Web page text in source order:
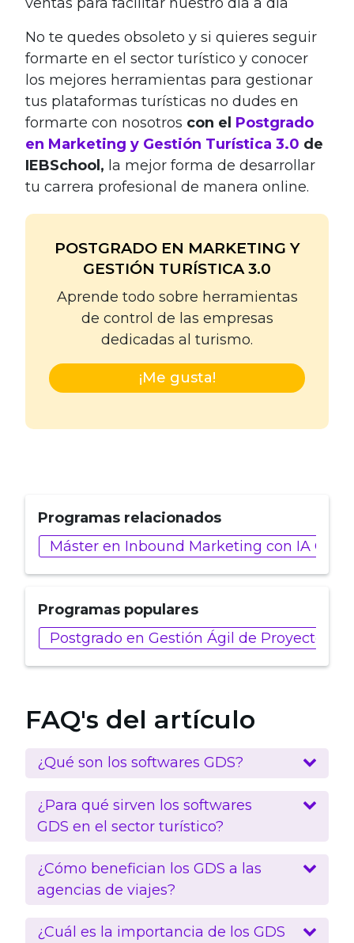
No te quedes obsoleto y si quieres seguir
formarte en el sector turístico y conocer
los mejores herramientas para gestionar
tus plataformas turísticas no dudes en
formarte con nosotros con el Postgrado
en Marketing y Gestión Turística 3.0 de
IEBSchool, la mejor forma de desarrollar
tu carrera profesional de manera online.
POSTGRADO EN MARKETING Y
GESTIÓN TURÍSTICA 3.0
Aprende todo sobre herramientas
de control de las empresas
dedicadas al turismo.
¡Me gusta!
Programas relacionados
Máster en Inbound Marketing con IA
Programas populares
Postgrado en Gestión Ágil de Proyectos
FAQ's del artículo
¿Qué son los softwares GDS?
¿Para qué sirven los softwares
GDS en el sector turístico?
¿Cómo benefician los GDS a las
agencias de viajes?
¿Cuál es la importancia de los GDS